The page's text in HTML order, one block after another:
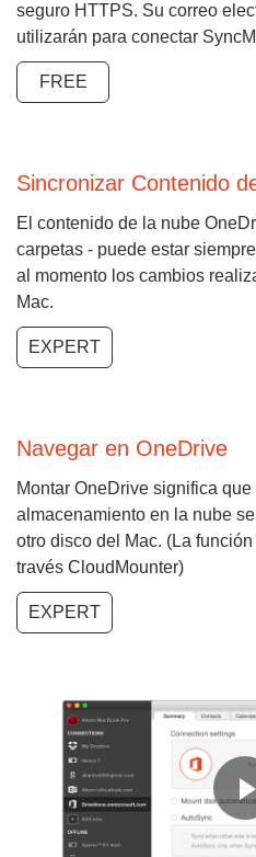
seguro HTTPS. Su correo
utilizarán para conectar
FREE
Sincronizar Contenido
El contenido de la nube
carpetas - puede estar
al momento los cambios
Mac.
EXPERT
Navegar en OneDrive
Montar OneDrive significa
almacenamiento en la nube
otro disco del Mac. (La
través CloudMounter)
EXPERT